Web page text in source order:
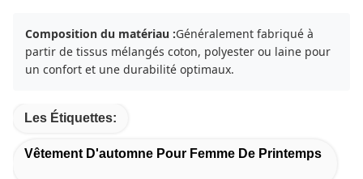
Composition du matériau :Généralement fabriqué à
partir de tissus mélangés coton, polyester ou laine pour
un confort et une durabilité optimaux.
Les Étiquettes:
Vêtement D'automne Pour Femme De Printemps